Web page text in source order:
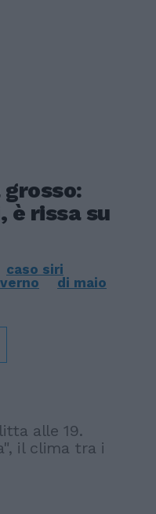
è rissa su
caso siri
di maio
alle 19.
il clima tra i